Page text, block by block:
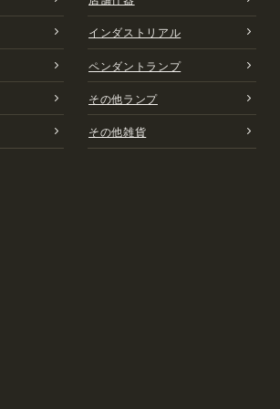
インダストリアル
ペンダントランプ
その他ランプ
その他雑貨